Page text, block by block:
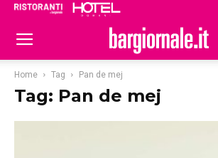
Home Tag Pan de mej
Tag: Pan de mej